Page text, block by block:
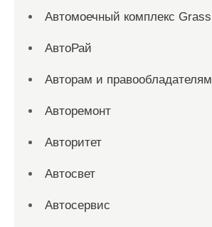
Автомоечный комплекс Grass
АвтоРай
Авторам и правообладателям
Авторемонт
Авторитет
Автосвет
Автосервис